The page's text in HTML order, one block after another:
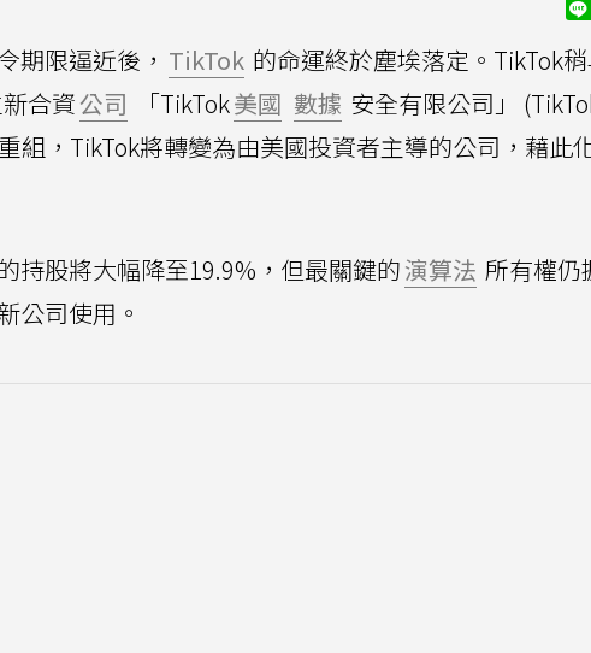
期限逼近後， TikTok 的命運終於塵埃落定。TikTok
合資公司 「TikTok美國 數據 安全有限公司」
組，TikTok將轉變為由美國投資者主導的公司，藉此
持股將大幅降至19.9%，但最關鍵的演算法 所有權仍
公司使用。